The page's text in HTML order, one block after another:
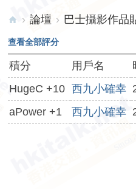
hk
ita
lk.
ne
t
香
› 論壇 › 巴士攝影作品
查看全部評分
積分 用戶名
HugeC +10 西九小確幸
aPower +1
西九小確幸